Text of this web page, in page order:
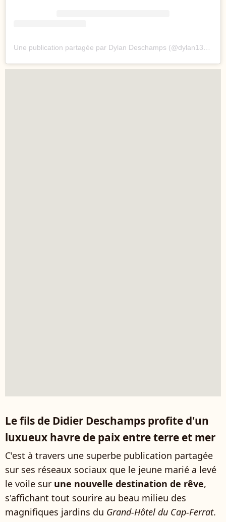
Le fils de Didier Deschamps profite d'un
luxueux havre de paix entre terre et mer
C'est à travers une superbe publication partagée
sur ses réseaux sociaux que le jeune marié a levé
le voile sur une nouvelle destination de rêve,
s'affichant tout sourire au beau milieu des
magnifiques jardins du Grand-Hôtel du Cap-Ferrat.